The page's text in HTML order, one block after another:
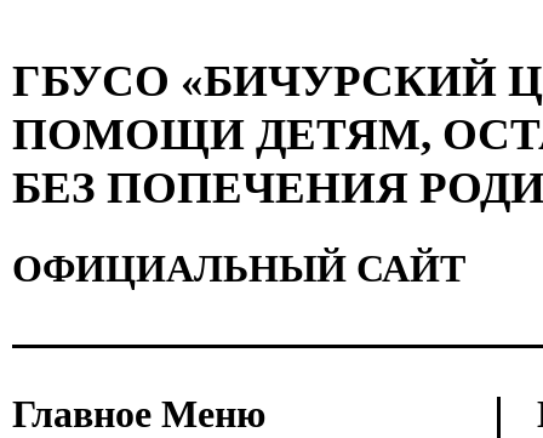
ГБУСО «БИЧУРСКИЙ
ПОМОЩИ ДЕТЯМ,
БЕЗ ПОПЕЧЕНИЯ
ОФИЦИАЛЬНЫЙ САЙТ
Главное Меню